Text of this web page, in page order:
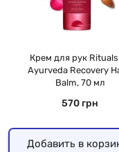
Крем для рук
Ayurveda Recovery
Balm, 70 мл
570 грн
Добавить в